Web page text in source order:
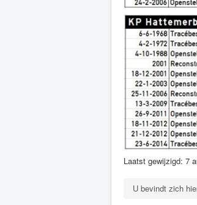
Laatst gewijzigd: 7
U bevindt zich